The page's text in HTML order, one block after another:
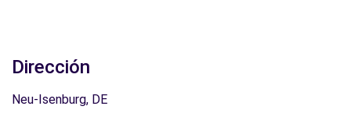
Dirección
Neu-Isenburg, DE